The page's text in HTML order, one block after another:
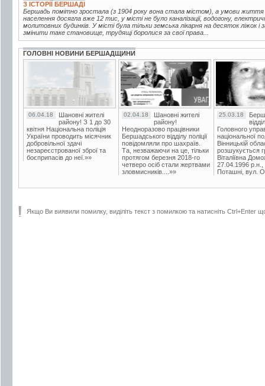
З ІСТОРІЇ БЕРШАДІ
Бершадь помітно зростала (з 1904 року вона стала містом), а умови
населення досягла вже 12 тис, у місті не було каналізації, водогону,
молитовних будинків. У місті була тільки земська лікарня на десяток ліжок
змінити таке становище, трудящі боролися за свої права...
ГОЛОВНІ НОВИНИ БЕРШАДЩИНИ
06.04.18
Шановні жителі
району! З 1 до 30
квітня Національна поліція
України проводить місячник
добровільної здачі
незареєстрованої зброї та
боєприпасів до неї.»»
02.04.18
Шановні жителі
району!
Неодноразово працівники
Бершадського відділу поліції
повідомляли про шахраїв.
Та, незважаючи на це, тільки
протягом березня 2018-го
четверо осіб стали жертвами
зловмисників....»»
25.03.18
Головного
національної
Вінницькій
розшукується
Віталіївна
27.04.1996 р.н.,
Поташні, вул.
Якщо Ви виявили помилку, виділіть текст з помилкою та натисніть Ctrl+Enter